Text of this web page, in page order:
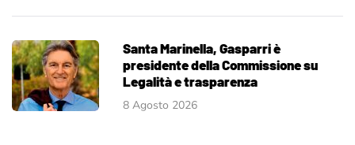
Santa Marinella, Gasparri è
presidente della Commissione su
Legalità e trasparenza
8 Agosto 2026